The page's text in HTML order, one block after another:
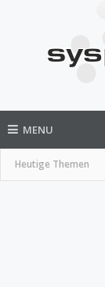
MENU
Heutige Themen